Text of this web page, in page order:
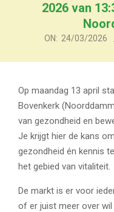
2026 van
ON: 24/03/2026
Op maandag 13 april
Bovenkerk
van gezondheid en
Je krijgt hier de kans
gezondheid én kennis
het gebied van vitaliteit.
De markt is er voor
of er juist meer over